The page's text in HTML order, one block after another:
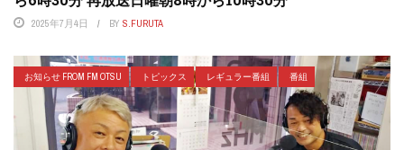
2025年7月4日 BY S.FURUTA
お知らせ FROM FM OTSU トピックス レギュラー番組 番組